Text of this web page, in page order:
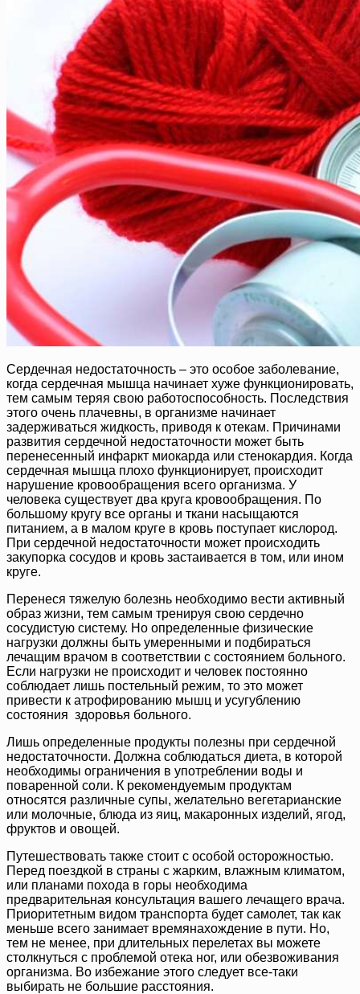
Сердечная недостаточность – это особое заболевание,
когда сердечная мышца начинает хуже функционировать,
тем самым теряя свою работоспособность. Последствия
этого очень плачевны, в организме начинает
задерживаться жидкость, приводя к отекам. Причинами
развития сердечной недостаточности может быть
перенесенный инфаркт миокарда или стенокардия. Когда
сердечная мышца плохо функционирует, происходит
нарушение кровообращения всего организма. У
человека существует два круга кровообращения. По
большому кругу все органы и ткани насыщаются
питанием, а в малом круге в кровь поступает кислород.
При сердечной недостаточности может происходить
закупорка сосудов и кровь застаивается в том, или ином
круге.
Перенеся тяжелую болезнь необходимо вести активный
образ жизни, тем самым тренируя свою сердечно
сосудистую систему. Но определенные физические
нагрузки должны быть умеренными и подбираться
лечащим врачом в соответствии с состоянием больного.
Если нагрузки не происходит и человек постоянно
соблюдает лишь постельный режим, то это может
привести к атрофированию мышц и усугублению
состояния здоровья больного.
Лишь определенные продукты полезны при сердечной
недостаточности. Должна соблюдаться диета, в которой
необходимы ограничения в употреблении воды и
поваренной соли. К рекомендуемым продуктам
относятся различные супы, желательно вегетарианские
или молочные, блюда из яиц, макаронных изделий, ягод,
фруктов и овощей.
Путешествовать также стоит с особой осторожностью.
Перед поездкой в страны с жарким, влажным климатом,
или планами похода в горы необходима
предварительная консультация вашего лечащего врача.
Приоритетным видом транспорта будет самолет, так как
меньше всего занимает времянахождение в пути. Но,
тем не менее, при длительных перелетах вы можете
столкнуться с проблемой отека ног, или обезвоживания
организма. Во избежание этого следует все-таки
выбирать не большие расстояния.